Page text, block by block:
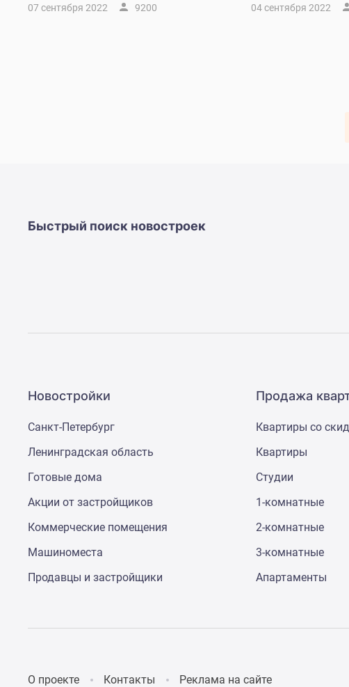
07 сентября 2022 9200 04 сентября 2022
Быстрый поиск новостроек
Новостройки
Санкт-Петербург
Ленинградская область
Готовые дома
Акции от застройщиков
Коммерческие помещения
Машиноместа
Продавцы и застройщики
Продажа
Квартиры со
Квартиры
Студии
1-комнатные
2-комнатные
3-комнатные
Апартаменты
О проекте Контакты Реклама на сайте